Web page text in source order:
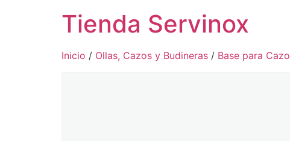
Tienda Servinox
Inicio / Ollas, Cazos y Budineras / Base para Cazo